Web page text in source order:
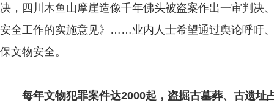
决，四川木鱼山摩崖造像千年佛头被盗案作出一审判决
安全工作的实施意见》……业内人士希望通过舆论呼吁
保文物安全。
每年文物犯罪案件达2000起，盗掘古墓葬、古遗址